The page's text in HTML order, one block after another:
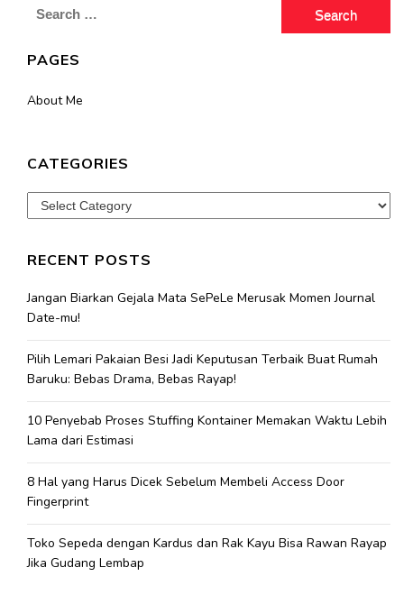
Search
PAGES
About Me
CATEGORIES
Categories
RECENT POSTS
Jangan Biarkan Gejala Mata SePeLe Merusak Momen Journal
Date-mu!
Pilih Lemari Pakaian Besi Jadi Keputusan Terbaik Buat Rumah
Baruku: Bebas Drama, Bebas Rayap!
10 Penyebab Proses Stuffing Kontainer Memakan Waktu Lebih
Lama dari Estimasi
8 Hal yang Harus Dicek Sebelum Membeli Access Door
Fingerprint
Toko Sepeda dengan Kardus dan Rak Kayu Bisa Rawan Rayap
Jika Gudang Lembap